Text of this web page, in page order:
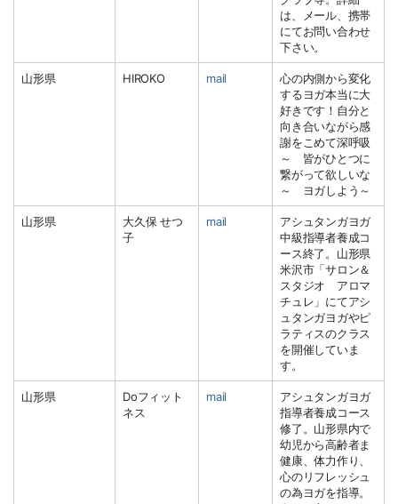
は、メール、携帯
にてお問い合わせ
下さい。
山形県 HIROKO mail
心の内側から変化
するヨガ本当に大
好きです！自分と
向き合いながら感
謝をこめて深呼吸
～ 皆がひとつに
繋がって欲しいな
～ ヨガしよう～
山形県
大久保 せつ
子
mail
アシュタンガヨガ
中級指導者養成コ
ース終了。山形県
米沢市「サロン＆
スタジオ アロマ
チュレ」にてアシ
ュタンガヨガやピ
ラティスのクラス
を開催していま
す。
山形県
Doフィット
ネス
mail
アシュタンガヨガ
指導者養成コース
修了。山形県内で
幼児から高齢者ま
健康、体力作り、
心のリフレッシュ
の為ヨガを指導。